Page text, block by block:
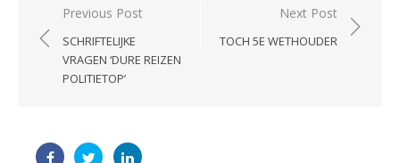
Post
navigation
Previous Post
SCHRIFTELIJKE
VRAGEN ‘DURE REIZEN
POLITIETOP’
Next Post
TOCH 5E WETHOUDER